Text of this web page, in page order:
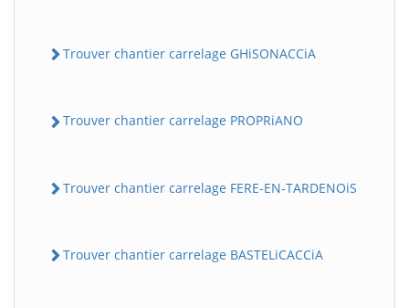
Trouver chantier carrelage GHiSONACCiA
Trouver chantier carrelage PROPRiANO
Trouver chantier carrelage FERE-EN-TARDENOiS
Trouver chantier carrelage BASTELiCACCiA